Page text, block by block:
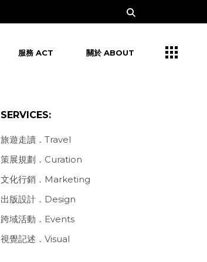
服務 ACT 關於 ABOUT
SERVICES:
旅遊走讀．Travel
策展規劃．Curation
文化行銷．Marketing
出版設計．Design
跨域活動．Events
視覺記述．Visual